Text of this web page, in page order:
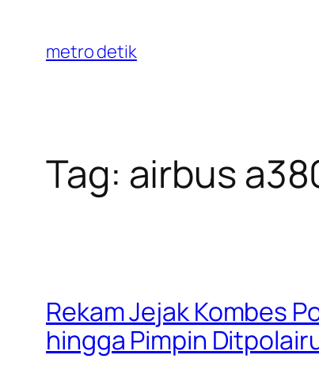
content
metro detik
Tag: airbus
Rekam Jejak Kombes
hingga Pimpin